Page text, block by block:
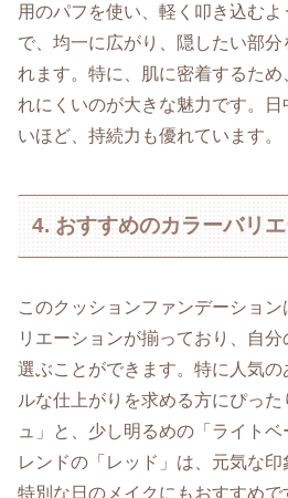
用のパフを使い、軽く叩き込む
で、均一に広がり、隠したい部分
れます。特に、肌に密着するた
れにくいのが大きな魅力です。
いほど、持続力も優れています。
4. おすすめのカラーバリ
このクッションファンデーショ
リエーションが揃っており、自
選ぶことができます。特に人気
ルな仕上がりを求める方にぴっ
ュ」と、少し明るめの「ライト
レンドの「レッド」は、元気な印
特別な日のメイクにもおすすめで